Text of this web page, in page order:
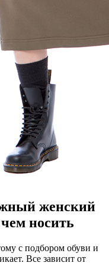
женский
носить
с подбором обуви и
Все зависит от